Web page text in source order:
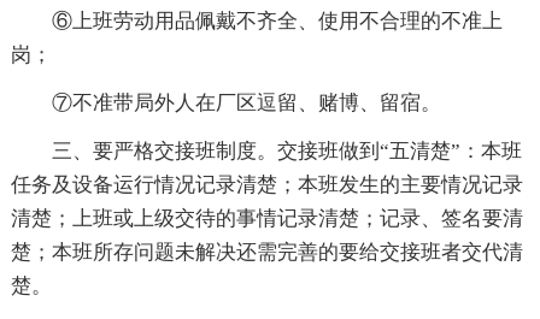
⑥上班劳动用品佩戴不齐全、使用不合理的不准上
岗；
⑦不准带局外人在厂区逗留、赌博、留宿。
三、要严格交接班制度。交接班做到“五清楚”：本班
任务及设备运行情况记录清楚；本班发生的主要情况记录
清楚；上班或上级交待的事情记录清楚；记录、签名要清
楚；本班所存问题未解决还需完善的要给交接班者交代清
楚。